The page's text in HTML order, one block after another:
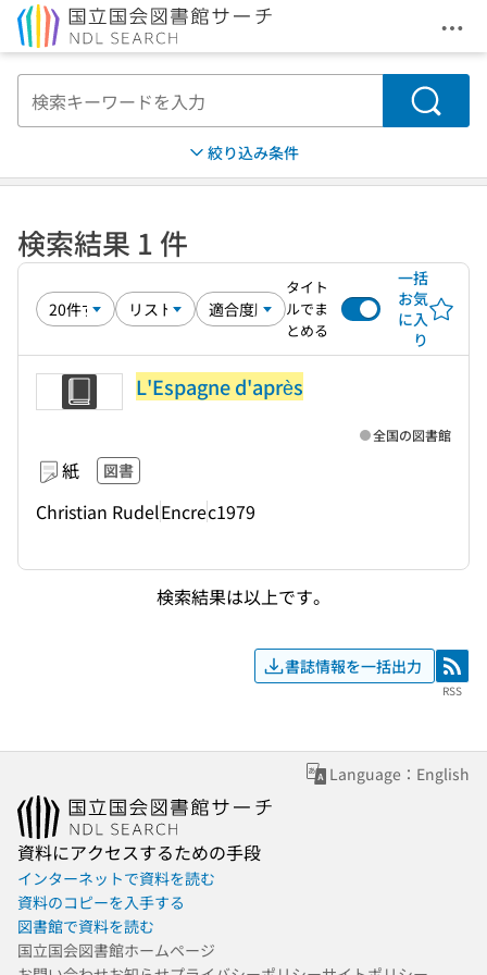
メ
検索
絞り込み条件
検索結果 1 件
タイト
ルでま
とめる
一括
お気
に入
り
L'Espagne d'après
紙 図書
Christian RudelEncrec1979
全国の図書館
検索結果は以上です。
書誌情報を一括出力 RSS
RSS
Language：English
資料にアクセスするための手段
インターネットで資料を読む
資料のコピーを入手する
図書館で資料を読む
国立国会図書館ホームページ